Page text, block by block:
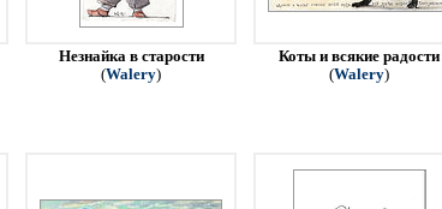
Незнайка в старости
(Walery)
Коты и всякие радости
(Walery)